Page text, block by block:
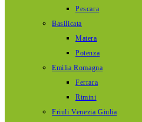
Pescara
Basilicata
Matera
Potenza
Emilia Romagna
Ferrara
Rimini
Friuli Venezia Giulia